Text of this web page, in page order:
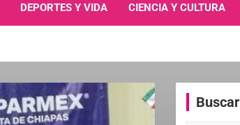
DEPORTES Y VIDA CIENCIA Y CULTURA
Buscar